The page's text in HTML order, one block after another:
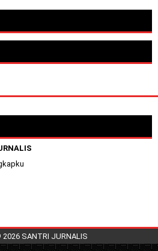
2026 SANTRI JURNALIS